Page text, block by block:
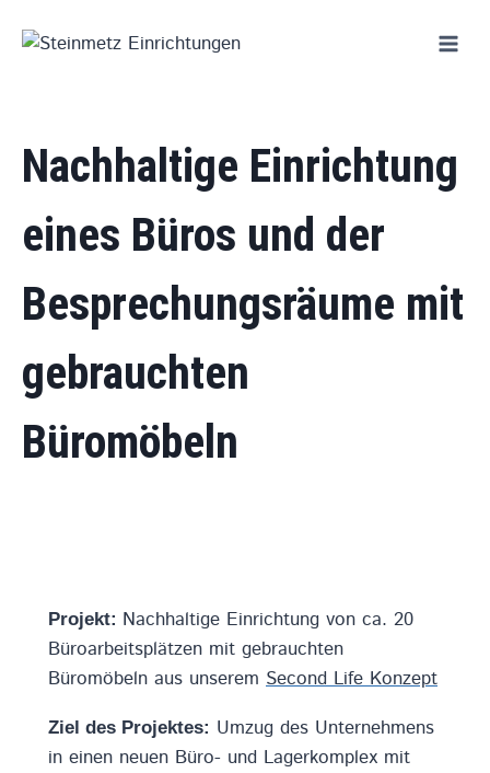
Inhalt
Nachhaltige Einrichtung
eines Büros und der
Besprechungsräume mit
gebrauchten
Büromöbeln
Projekt: Nachhaltige Einrichtung von ca. 20
Büroarbeitsplätzen mit gebrauchten
Büromöbeln aus unserem Second Life Konzept
Ziel des Projektes: Umzug des Unternehmens
in einen neuen Büro- und Lagerkomplex mit